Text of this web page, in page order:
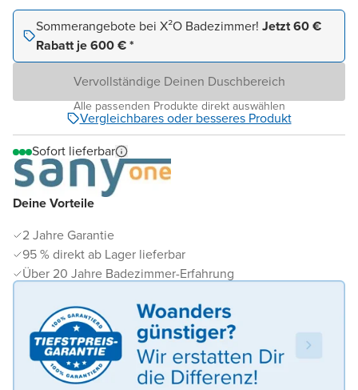
Deine Vorteile
2 Jahre Garantie
95 % direkt ab Lager lieferbar
Über 20 Jahre Badezimmer-Erfahrung
Sommerangebote bei X²O Badezimmer! Jetzt 60 €
Rabatt je 600 € *
Vervollständige Deinen Duschbereich
Alle passenden Produkte direkt auswählen
Vergleichbares oder besseres Produkt
Sofort lieferbar